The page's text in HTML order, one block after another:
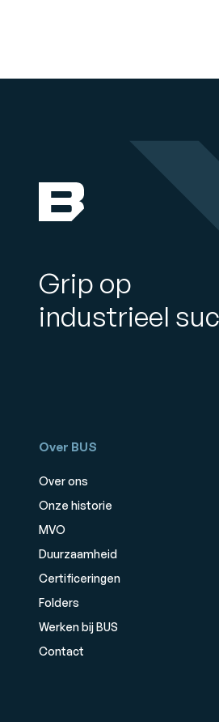
Grip op
industrieel
Over BUS
Over ons
Onze historie
MVO
Duurzaamheid
Certificeringen
Folders
Werken bij BUS
Contact